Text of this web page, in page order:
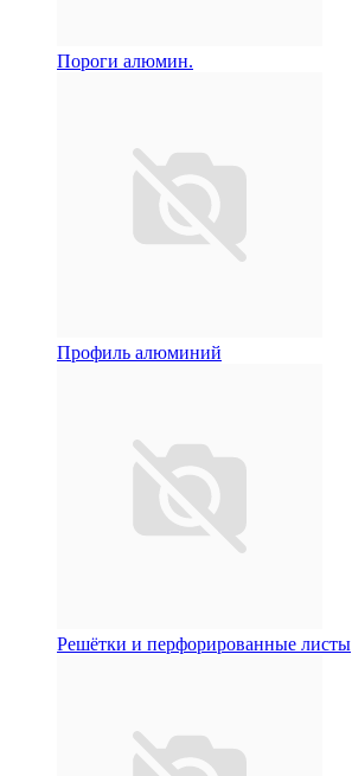
Пороги алюмин.
Профиль алюминий
Решётки и перфорированные листы